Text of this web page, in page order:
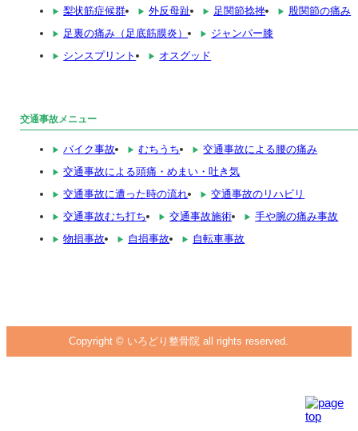
梨状筋症候群
外反母趾 足関節捻挫
股関節の痛み
足裏の痛み（足底筋膜炎）
ジャンパー膝
シンスプリント
オスグッド
交通事故メニュー
バイク事故 むちうち
交通事故による腰の痛み
交通事故による頭痛・めまい・吐き気
交通事故に遭った時の流れ
交通事故のリハビリ
交通事故むち打ち
交通事故施術
手や腕の痛み事故
物損事故
自損事故 自転車事故
Copyright © いろどり整骨院 all rights reserved.